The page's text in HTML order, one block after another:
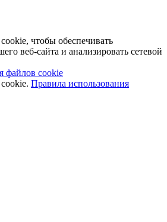
чтобы обеспечивать
веб-сайта и анализировать сетевой
файлов cookie
Правила использования